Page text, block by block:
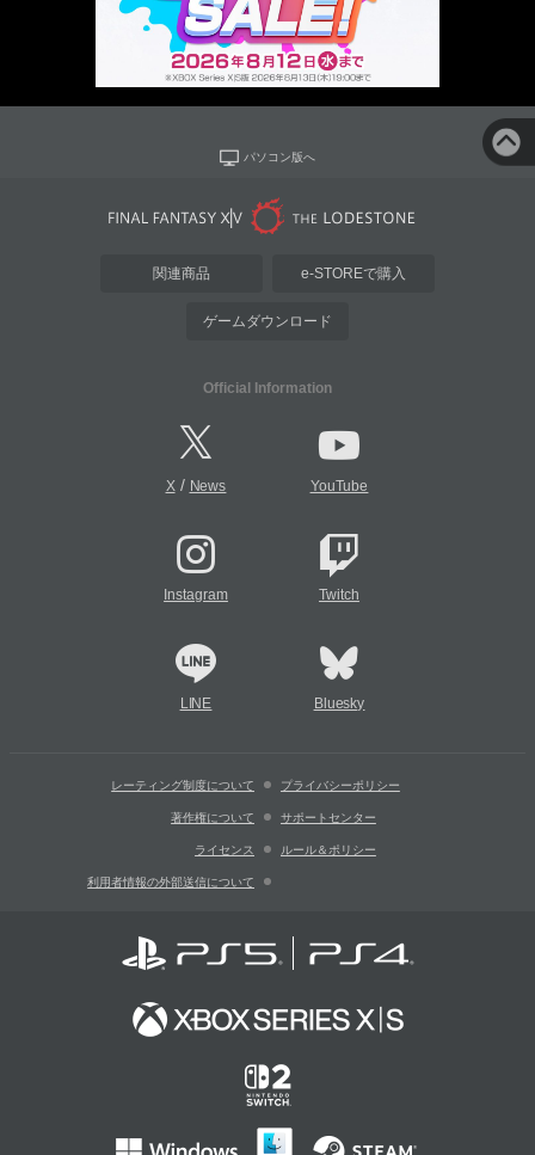
パソコン版へ
関連商品 e-STOREで購入
ゲームダウンロード
Official Information
X/ News YouTube
Instagram Twitch
LINE Bluesky
レーティング制度について プライバシーポリシー
著作権について サポートセンター
ライセンス ルール＆ポリシー
利用者情報の外部送信について